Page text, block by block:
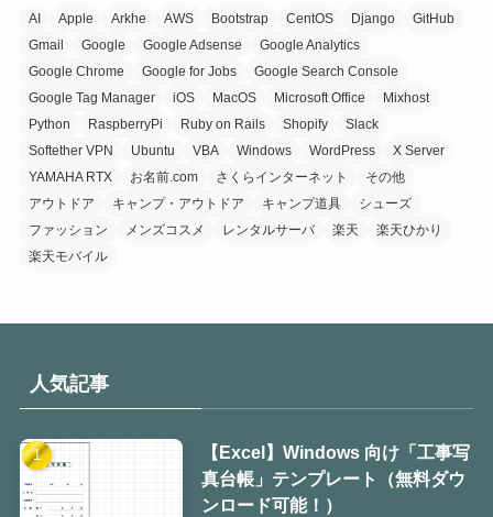
AI Apple Arkhe AWS Bootstrap CentOS Django
GitHub
Gmail
Google Google Adsense
Google Analytics
Google Chrome
Google for Jobs
Google Search Console
Google Tag Manager
iOS MacOS Microsoft Office
Mixhost
Python
RaspberryPi Ruby on Rails Shopify
Slack
Softether VPN
Ubuntu VBA Windows WordPress
X Server
YAMAHA RTX
お名前.com さくらインターネット
その他
アウトドア
キャンプ・アウトドア キャンプ道具
シューズ
ファッション
メンズコスメ レンタルサーバ 楽天
楽天ひかり
楽天モバイル
人気記事
【Excel】Windows 向け「工事写
真台帳」テンプレート（無料ダウ
ンロード可能！）